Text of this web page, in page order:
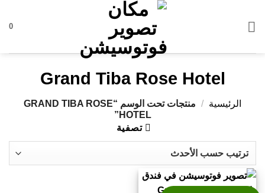
للمحتوى
0
Grand Tiba Rose Hotel
الرئيسية /
منتجات تحت الوسم “GRAND TIBA ROSE
HOTEL”
تصفية